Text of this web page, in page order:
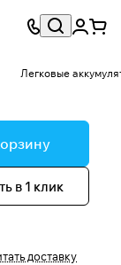
Легковые
в 1 клик
доставку